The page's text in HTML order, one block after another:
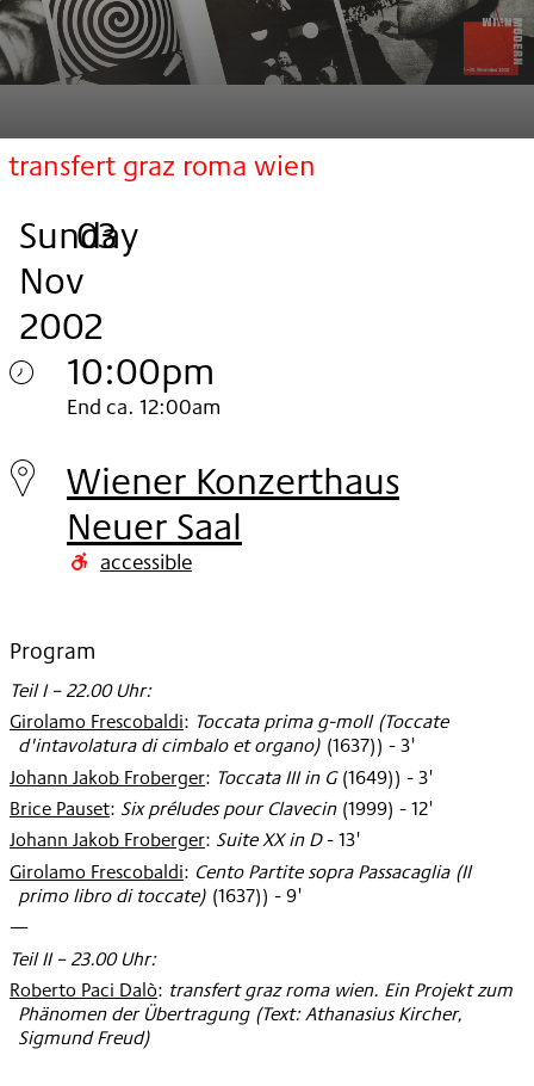
transfert graz roma wien
Sunday
, 03
.
Nov
2002
.
10:00pm
Sunday
03.
Nov
2002
End ca. 12:00am
Wiener Konzerthaus
Neuer Saal
accessible
Program
Teil I – 22.00 Uhr:
Girolamo Frescobaldi: Toccata prima g-moll (Toccate
d'intavolatura di cimbalo et organo) (1637)) - 3'
Johann Jakob Froberger: Toccata III in G (1649)) - 3'
Brice Pauset: Six préludes pour Clavecin (1999) - 12'
Johann Jakob Froberger: Suite XX in D- 13'
Girolamo Frescobaldi: Cento Partite sopra Passacaglia (Il
primo libro di toccate) (1637)) - 9'
—
Teil II – 23.00 Uhr:
Roberto Paci Dalò: transfert graz roma wien. Ein Projekt zum
Phänomen der Übertragung (Text: Athanasius Kircher,
Sigmund Freud)